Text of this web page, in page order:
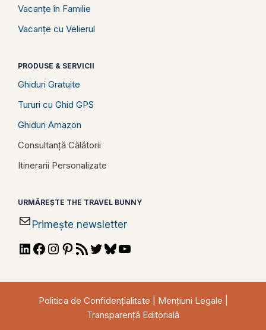
Vacanțe în Familie
Vacanțe cu Velierul
PRODUSE & SERVICII
Ghiduri Gratuite
Tururi cu Ghid GPS
Ghiduri Amazon
Consultanță Călătorii
Itinerarii Personalizate
URMĂREȘTE THE TRAVEL BUNNY
Primește newsletter
LinkedIn
Facebook
Instagram
Pinterest
RSSTwitterBluesky
Politica de Confidențialitate Mențiuni Legale
Transparență Editorială